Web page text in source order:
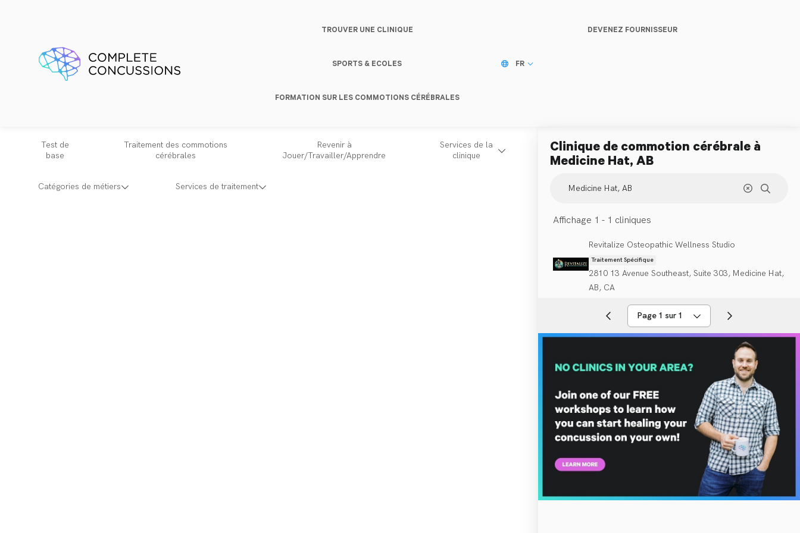
TROUVER UNE CLINIQUE
SPORTS & ECOLES
FORMATION SUR LES COMMOTIONS CÉRÉBRALES
DEVENEZ FOURNISSEUR
FR
Clinique de commotion cérébrale à
Medicine Hat, AB
Affichage 1 - 1 cliniques
Revitalize Osteopathic Wellness Studio
Traitement Spécifique
2810 13 Avenue Southeast, Suite 303, Medicine Hat,
AB, CA
Page 1 sur 1
Test de
base
Traitement des commotions
cérébrales
Revenir à
Jouer/Travailler/Apprendre
Services de la
clinique
Catégories de métiers Services de traitement